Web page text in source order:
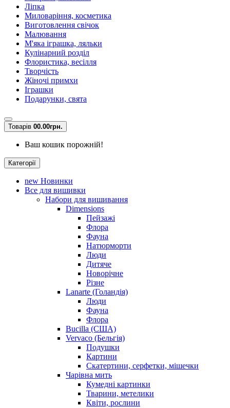
Ліпка
Миловаріння, косметика
Виготовлення свічок
Малювання
М'яка іграшка, ляльки
Кулінарний розділ
Флористика, весілля
Творчість
Жіночі примхи
Іграшки
Подарунки, свята
Товарів 00.00грн.
Ваш кошик порожній!
Категорії
new Новинки
Все для вишивки
Набори для вишивання
Dimensions
Пейзажі
Флора
Фауна
Натюрморти
Люди
Дитяче
Новорічне
Різне
Lanarte (Голандія)
Люди
Фауна
Флора
Bucilla (США)
Vervaco (Бельгія)
Подушки
Картини
Скатертини, серфетки, мішечки
Чарiвна мить
Кумедні картинки
Тварини, метелики
Квіти, рослини